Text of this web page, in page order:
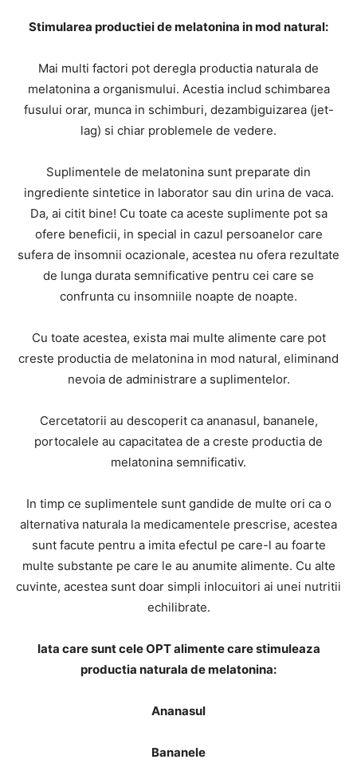
Stimularea productiei de melatonina in mod natural:
Mai multi factori pot deregla productia naturala de
melatonina a organismului. Acestia includ schimbarea
fusului orar, munca in schimburi, dezambiguizarea (jet-
lag) si chiar problemele de vedere.
Suplimentele de melatonina sunt preparate din
ingrediente sintetice in laborator sau din urina de vaca.
Da, ai citit bine! Cu toate ca aceste suplimente pot sa
ofere beneficii, in special in cazul persoanelor care
sufera de insomnii ocazionale, acestea nu ofera rezultate
de lunga durata semnificative pentru cei care se
confrunta cu insomniile noapte de noapte.
Cu toate acestea, exista mai multe alimente care pot
creste productia de melatonina in mod natural, eliminand
nevoia de administrare a suplimentelor.
Cercetatorii au descoperit ca ananasul, bananele,
portocalele au capacitatea de a creste productia de
melatonina semnificativ.
In timp ce suplimentele sunt gandide de multe ori ca o
alternativa naturala la medicamentele prescrise, acestea
sunt facute pentru a imita efectul pe care-l au foarte
multe substante pe care le au anumite alimente. Cu alte
cuvinte, acestea sunt doar simpli inlocuitori ai unei nutritii
echilibrate.
Iata care sunt cele OPT alimente care stimuleaza
productia naturala de melatonina:
Ananasul
Bananele